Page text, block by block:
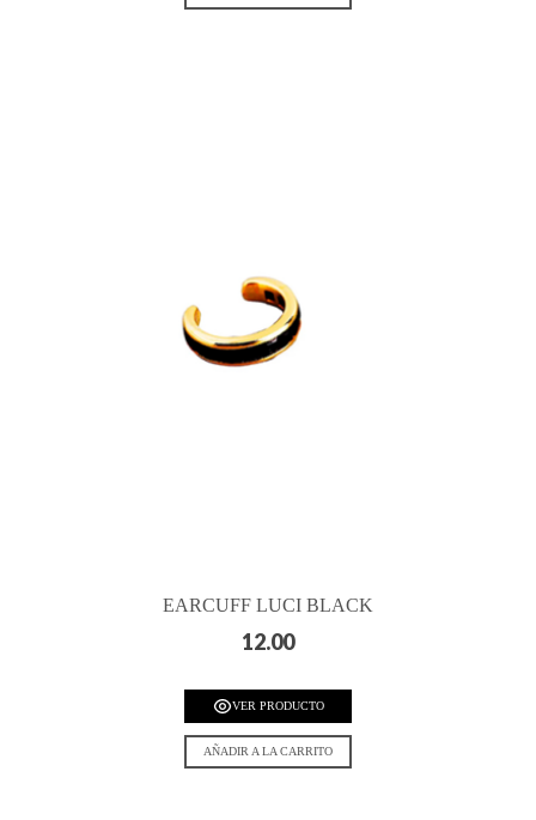
EARCUFF LUCI BLACK
12.00
VER PRODUCTO
AÑADIR A LA CARRITO